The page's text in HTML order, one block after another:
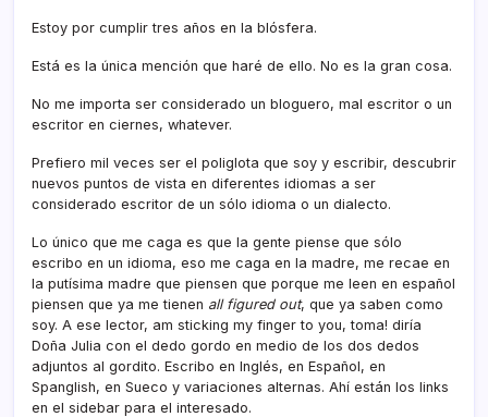
Estoy por cumplir tres años en la blósfera.
Está es la única mención que haré de ello. No es la gran cosa.
No me importa ser considerado un bloguero, mal escritor o un
escritor en ciernes, whatever.
Prefiero mil veces ser el poliglota que soy y escribir, descubrir
nuevos puntos de vista en diferentes idiomas a ser
considerado escritor de un sólo idioma o un dialecto.
Lo único que me caga es que la gente piense que sólo
escribo en un idioma, eso me caga en la madre, me recae en
la putí­sima madre que piensen que porque me leen en español
piensen que ya me tienen all figured out, que ya saben como
soy. A ese lector, am sticking my finger to you, toma! dirí­a
Doña Julia con el dedo gordo en medio de los dos dedos
adjuntos al gordito. Escribo en Inglés, en Español, en
Spanglish, en Sueco y variaciones alternas. Ahí­ están los links
en el sidebar para el interesado.